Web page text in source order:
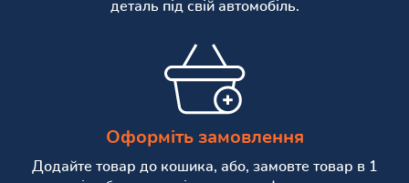
деталь під свій автомобіль.
Оформіть замовлення
Додайте товар до кошика, або, замовте товар в 1